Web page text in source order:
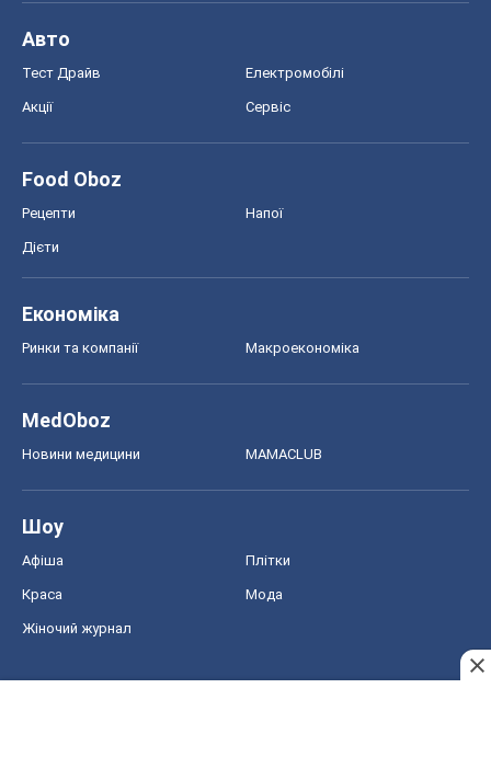
Авто
Тест Драйв Електромобілі
Акції Сервіс
Food Oboz
Рецепти Напої
Дієти
Економіка
Ринки та компанії Макроекономіка
MedOboz
Новини медицини MAMACLUB
Шоу
Афіша Плітки
Краса Мода
Жіночий журнал